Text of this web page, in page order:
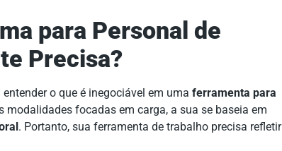
para Personal de
Precisa?
o que é inegociável em uma ferramenta para
modalidades focadas em carga, a sua se baseia em
. Portanto, sua ferramenta de trabalho precisa refletir